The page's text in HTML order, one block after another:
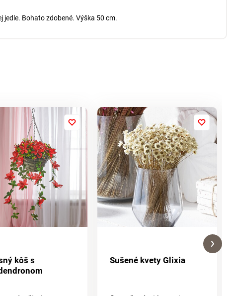
Bohato zdobené. Výška 50 cm.
kôš s
Sušené kvety Glixia